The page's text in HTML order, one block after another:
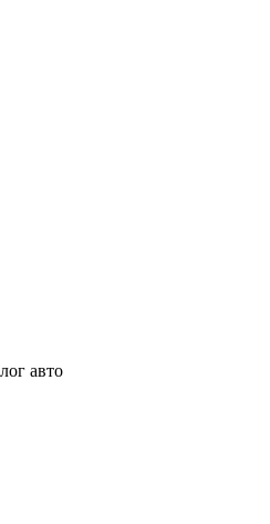
авто